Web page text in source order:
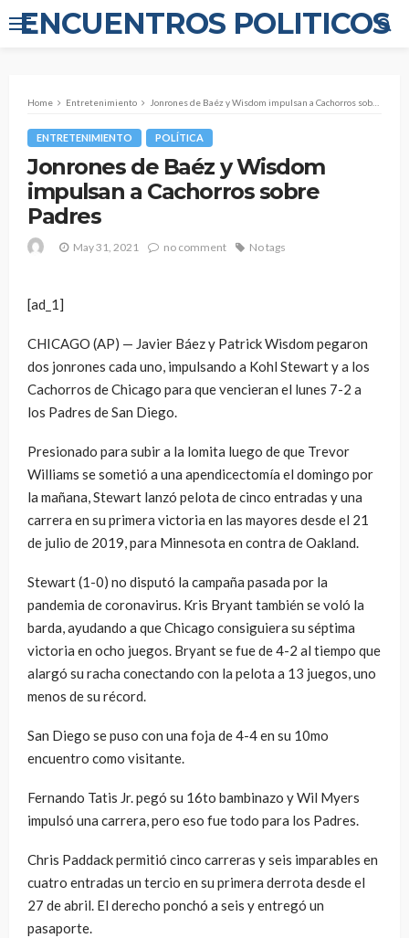
ENCUENTROS POLITICOS
Home Entretenimiento Jonrones de Baéz y Wisdom impulsan a Cachorros sobre Padres
ENTRETENIMIENTO POLÍTICA
Jonrones de Baéz y Wisdom
impulsan a Cachorros sobre
Padres
May 31, 2021 no comment No tags
[ad_1]
CHICAGO (AP) — Javier Báez y Patrick Wisdom pegaron
dos jonrones cada uno, impulsando a Kohl Stewart y a los
Cachorros de Chicago para que vencieran el lunes 7-2 a
los Padres de San Diego.
Presionado para subir a la lomita luego de que Trevor
Williams se sometió a una apendicectomía el domingo por
la mañana, Stewart lanzó pelota de cinco entradas y una
carrera en su primera victoria en las mayores desde el 21
de julio de 2019, para Minnesota en contra de Oakland.
Stewart (1-0) no disputó la campaña pasada por la
pandemia de coronavirus. Kris Bryant también se voló la
barda, ayudando a que Chicago consiguiera su séptima
victoria en ocho juegos. Bryant se fue de 4-2 al tiempo que
alargó su racha conectando con la pelota a 13 juegos, uno
menos de su récord.
San Diego se puso con una foja de 4-4 en su 10mo
encuentro como visitante.
Fernando Tatis Jr. pegó su 16to bambinazo y Wil Myers
impulsó una carrera, pero eso fue todo para los Padres.
Chris Paddack permitió cinco carreras y seis imparables en
cuatro entradas un tercio en su primera derrota desde el
27 de abril. El derecho ponchó a seis y entregó un
pasaporte.